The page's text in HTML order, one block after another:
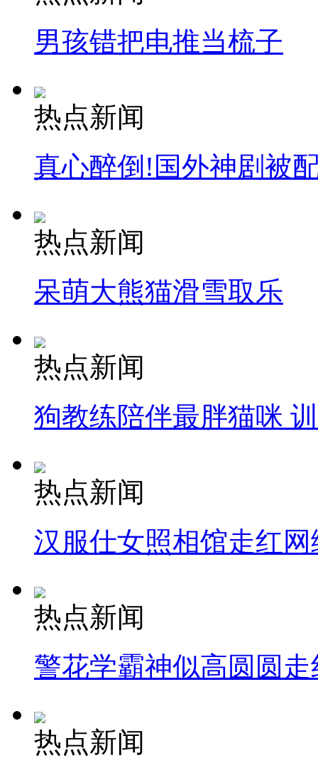
男孩错把电推当梳子
热点新闻
真心醉倒!国外神剧被
热点新闻
呆萌大熊猫滑雪取乐
热点新闻
狗教练陪伴最胖猫咪
热点新闻
汉服仕女照相馆走红网
热点新闻
警花学霸神似高圆圆走
热点新闻